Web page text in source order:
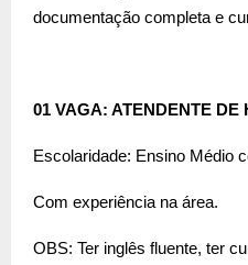
documentação completa e
01 VAGA: ATENDENTE DE
Escolaridade: Ensino Médio
Com experiência na área.
OBS: Ter inglês fluente, ter